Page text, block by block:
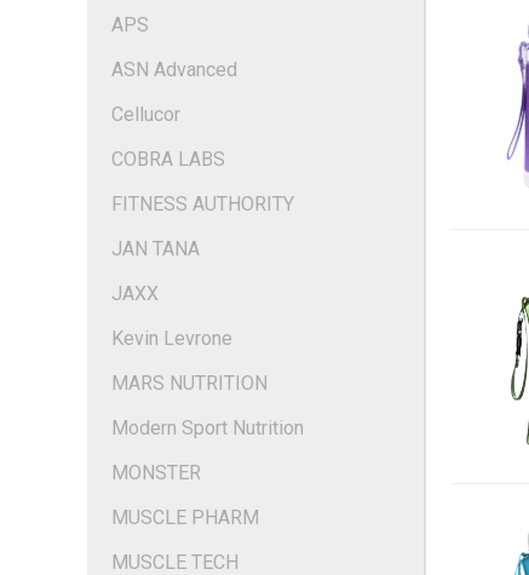
APS
ASN Advanced
Cellucor
COBRA LABS
FITNESS AUTHORITY
JAN TANA
JAXX
Kevin Levrone
MARS NUTRITION
Modern Sport Nutrition
MONSTER
MUSCLE PHARM
MUSCLE TECH